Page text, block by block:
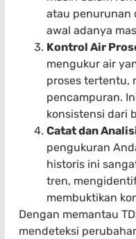
atau penurunan
awal adanya
Kontrol Air
mengukur air
proses tertentu,
pencampuran.
konsistensi dari
Catat dan
pengukuran
historis ini
tren,
membuktikan
Dengan memantau
mendeteksi